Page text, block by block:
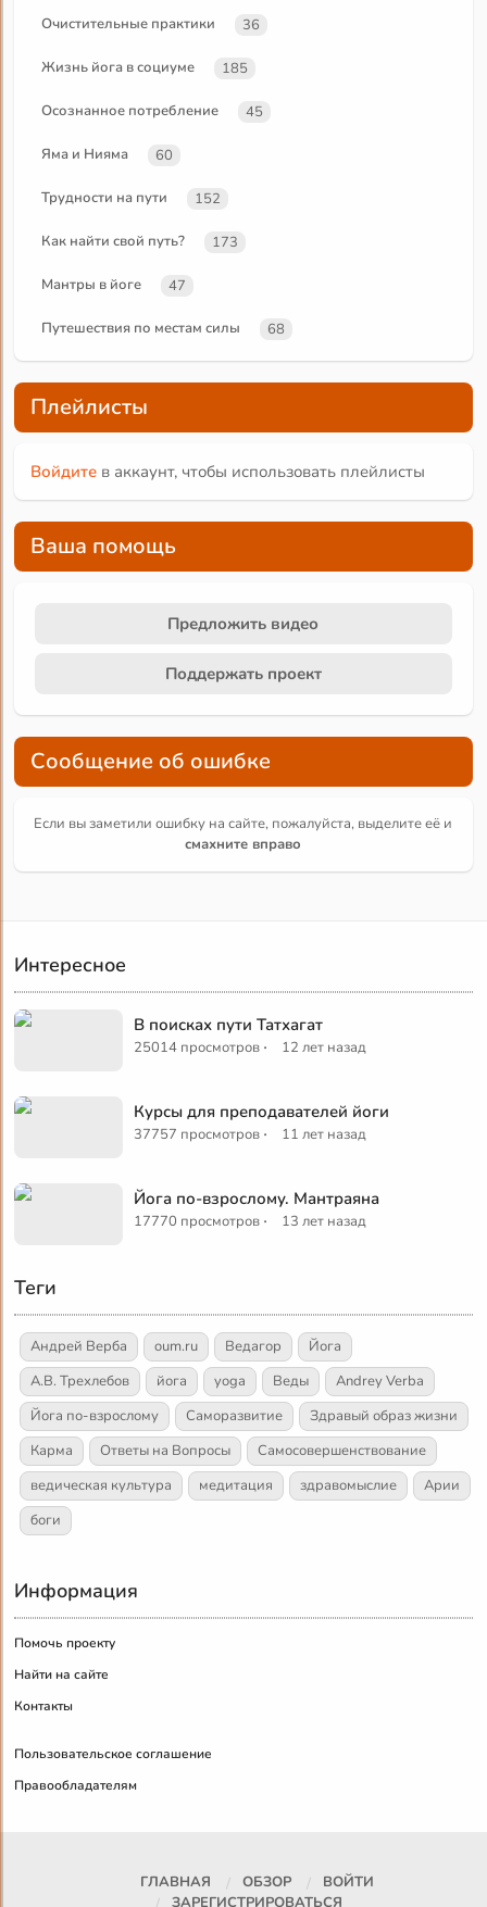
Очистительные практики 36
Жизнь йога в социуме 185
Осознанное потребление 45
Яма и Нияма 60
Трудности на пути 152
Как найти свой путь? 173
Мантры в йоге 47
Путешествия по местам силы 68
Плейлисты
Войдите в аккаунт, чтобы использовать плейлисты
Ваша помощь
Предложить видео
Поддержать проект
Сообщение об ошибке
Если вы заметили ошибку на сайте, пожалуйста, выделите её и
смахните вправо
Интересное
В поисках пути Татхагат
25014 просмотров · 12 лет назад
Курсы для преподавателей йоги
37757 просмотров · 11 лет назад
Йога по-взрослому. Мантраяна
17770 просмотров · 13 лет назад
Теги
Андрей Верба oum.ru Ведагор
Йога
А.В. Трехлебов
йога yoga Веды
Andrey Verba
Йога по-взрослому
Саморазвитие
Здравый образ жизни
Карма
Ответы на Вопросы
Самосовершенствование
ведическая культура
медитация здравомыслие
Арии
боги
Информация
Помочь проекту
Найти на сайте
Контакты
Пользовательское соглашение
Правообладателям
ГЛАВНАЯ ОБЗОР
ВОЙТИ